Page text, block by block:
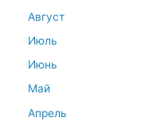
Август
Июль
Июнь
Май
Апрель